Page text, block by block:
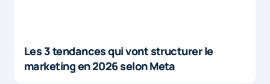
Les 3 tendances qui vont structurer le
marketing en 2026 selon Meta